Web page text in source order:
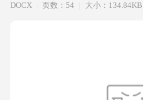
DOCX
页数：54 大小：134.84KB